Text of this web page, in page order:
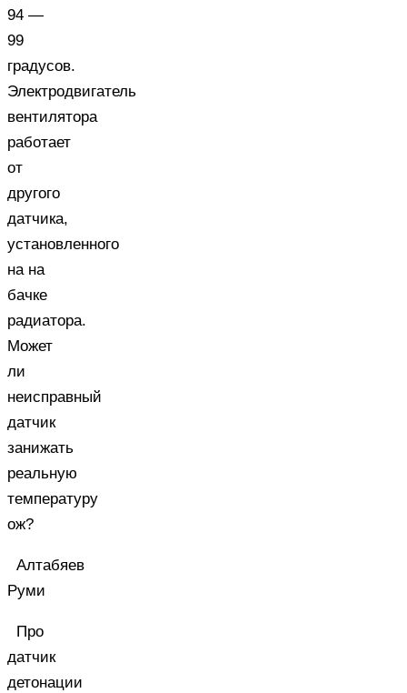
94 —
99
градусов.
Электродвигатель
вентилятора
работает
от
другого
датчика,
установленного
на на
бачке
радиатора.
Может
ли
неисправный
датчик
занижать
реальную
температуру
ож?
Алтабяев
Руми
Про
датчик
детонации